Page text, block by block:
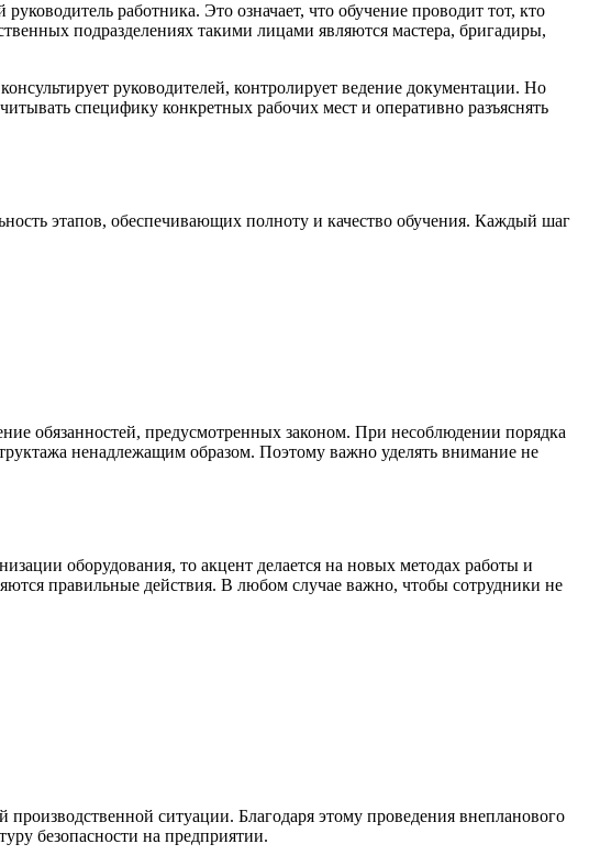
работника. Это означает, что обучение проводит тот, кто
подразделениях такими лицами являются мастера, бригадиры,
руководителей, контролирует ведение документации. Но
специфику конкретных рабочих мест и оперативно разъяснять
этапов, обеспечивающих полноту и качество обучения. Каждый шаг
обязанностей, предусмотренных законом. При несоблюдении порядка
ненадлежащим образом. Поэтому важно уделять внимание не
оборудования, то акцент делается на новых методах работы и
правильные действия. В любом случае важно, чтобы сотрудники не
ситуации. Благодаря этому проведения внепланового
безопасности на предприятии.